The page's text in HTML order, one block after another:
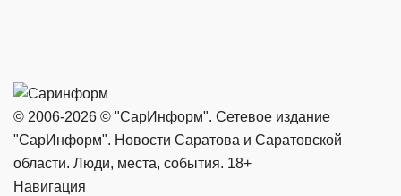
© 2006-2026 © "СарИнформ". Сетевое издание
"СарИнформ". Новости Саратова и Саратовской
области. Люди, места, события. 18+
Навигация